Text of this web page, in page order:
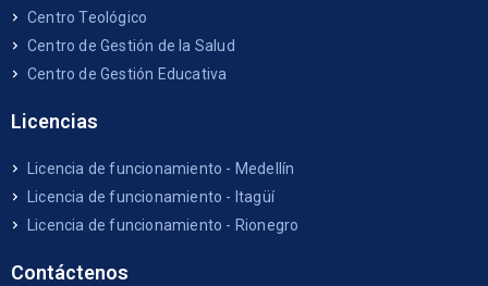
Centro Teológico
Centro de Gestión de la Salud
Centro de Gestión Educativa
Licencias
Licencia de funcionamiento - Medellín
Licencia de funcionamiento - Itagüí
Licencia de funcionamiento - Rionegro
Contáctenos